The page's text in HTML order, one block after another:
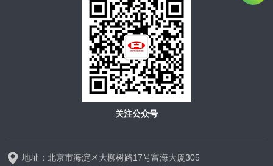
关注公众号
地址：北京市海淀区大柳树路17号富海大厦305